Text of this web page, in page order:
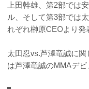
上田幹雄、第2部では
ル、そして第3部では
れぞれ榊原CEOより発
太田忍vs.芦澤竜誠に
は芦澤竜誠のMMAデビ